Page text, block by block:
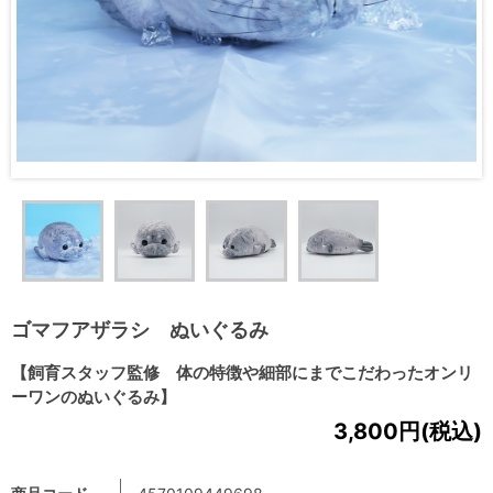
ゴマフアザラシ ぬいぐるみ
【飼育スタッフ監修 体の特徴や細部にまでこだわったオンリ
ーワンのぬいぐるみ】
3,800円(税込)